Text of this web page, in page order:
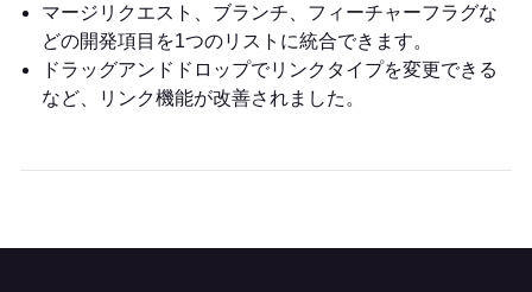
マージリクエスト、ブランチ、フィーチャーフラグな
どの開発項目を1つのリストに統合できます。
ドラッグアンドドロップでリンクタイプを変更できる
など、リンク機能が改善されました。